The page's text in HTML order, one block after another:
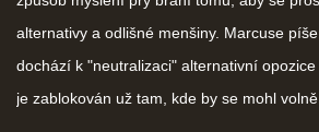
alternativy a odlišné menšiny. Marcuse
dochází k "neutralizaci" alternativní
je zablokován už tam, kde by se mohl volně